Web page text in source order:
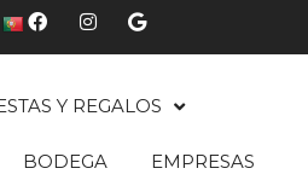
Y REGALOS
BODEGA EMPRESAS